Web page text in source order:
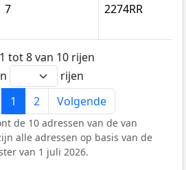
7 2274RR
tot 8 van 10 rijen
rijen
1 2 Volgende
de 10 adressen van de van
alle adressen op basis van de
van 1 juli 2026.